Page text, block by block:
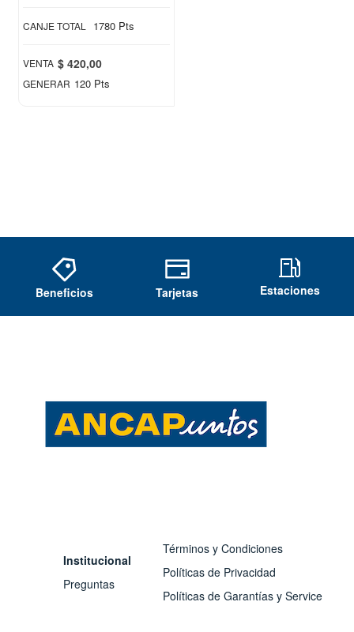
CANJE TOTAL 1780 Pts
VENTA $ 420,00
GENERAR 120 Pts
Beneficios Tarjetas Estaciones
Institucional
Preguntas
Términos y Condiciones
Políticas de Privacidad
Políticas de Garantías y Service